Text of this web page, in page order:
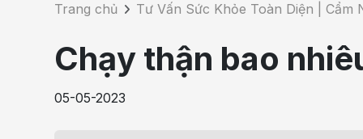
Cơ xương khớp
Trang chủ Tư Vấn Sức Khỏe Toàn Diện | Cẩm
Chạy thận bao
05-05-2023